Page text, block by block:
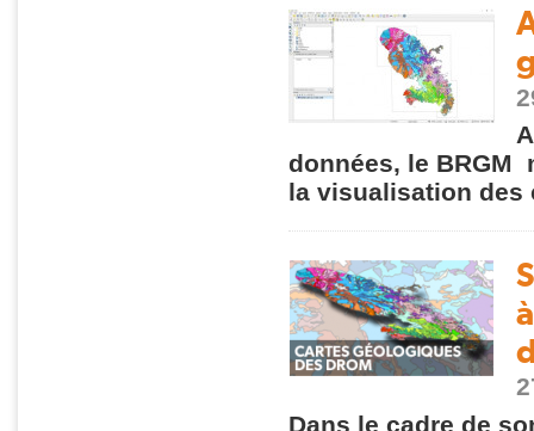
données, le BRGM
la visualisation des
Dans le cadre de